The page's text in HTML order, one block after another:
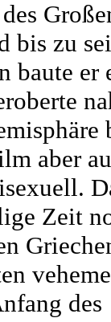
bis zu
baute er
aber
Zeit
des